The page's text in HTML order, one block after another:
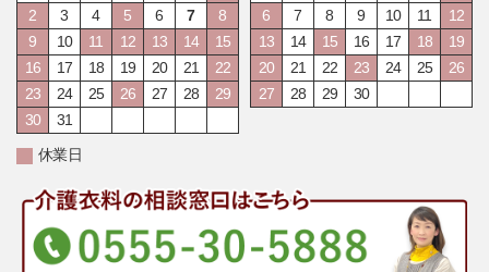
2
3 4 5 6 7
8
9
10 11 12 13 14
15
16
17 18 19 20 21
22
23
24 25 26 27 28
29
30
31
6
7 8 9 10 11
12
13
14 15 16 17 18
19
20
21 22 23 24 25
26
27
28 29 30
休業日